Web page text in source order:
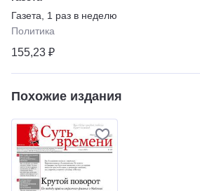
Газета
1 раз в неделю
Политика
155,23 ₽
Похожие издания